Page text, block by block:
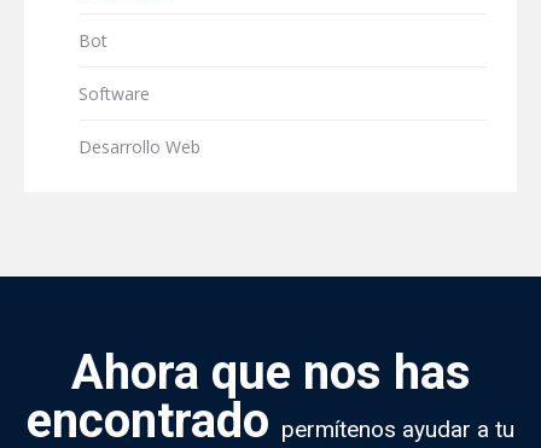
Bot
Software
Desarrollo Web
Ahora que nos has
encontrado permítenos ayudar a tu